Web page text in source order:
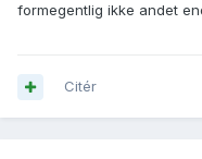
formegentlig ikke andet
Citér